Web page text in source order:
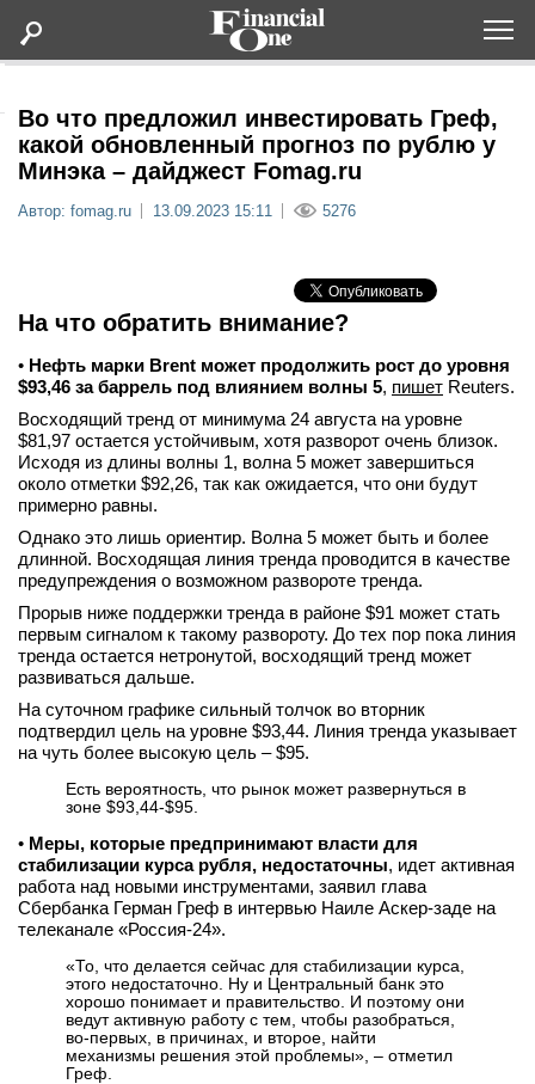
Статьи
Мероприятия
Новости
Интервью
вконтакте
телеграм
Стать автором
Вход
Во что предложил инвестировать Греф,
какой обновленный прогноз по рублю у
Минэка – дайджест Fomag.ru
Автор: fomag.ru 13.09.2023 15:11 5276
На что обратить внимание?
• Нефть марки Brent может продолжить рост до уровня
$93,46 за баррель под влиянием волны 5, пишет Reuters.
Восходящий тренд от минимума 24 августа на уровне
$81,97 остается устойчивым, хотя разворот очень близок.
Исходя из длины волны 1, волна 5 может завершиться
около отметки $92,26, так как ожидается, что они будут
примерно равны.
Однако это лишь ориентир. Волна 5 может быть и более
длинной. Восходящая линия тренда проводится в качестве
предупреждения о возможном развороте тренда.
Прорыв ниже поддержки тренда в районе $91 может стать
первым сигналом к такому развороту. До тех пор пока линия
тренда остается нетронутой, восходящий тренд может
развиваться дальше.
На суточном графике сильный толчок во вторник
подтвердил цель на уровне $93,44. Линия тренда указывает
на чуть более высокую цель – $95.
Есть вероятность, что рынок может развернуться в
зоне $93,44-$95.
• Меры, которые предпринимают власти для
стабилизации курса рубля, недостаточны, идет активная
работа над новыми инструментами, заявил глава
Сбербанка Герман Греф в интервью Наиле Аскер-заде на
телеканале «Россия-24».
«То, что делается сейчас для стабилизации курса,
этого недостаточно. Ну и Центральный банк это
хорошо понимает и правительство. И поэтому они
ведут активную работу с тем, чтобы разобраться,
во-первых, в причинах, и второе, найти
механизмы решения этой проблемы», – отметил
Греф.